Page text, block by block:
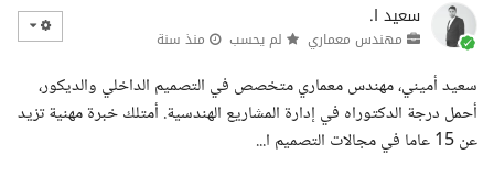
سعيد ا.
مهندس معماري لم يحسب منذ سنة
سعيد أميني، مهندس معماري متخصص في التصميم الداخلي والديكور،
أحمل درجة الدكتوراه في إدارة المشاريع الهندسية. أمتلك خبرة مهنية تزيد
عن 15 عاما في مجالات التصميم ا...